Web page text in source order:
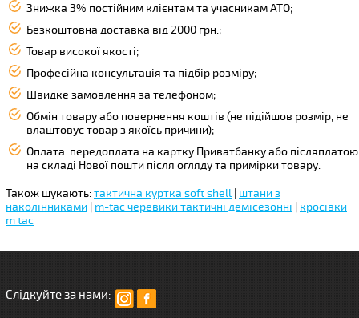
Знижка 3% постійним клієнтам та учасникам АТО;
Безкоштовна доставка від 2000 грн.;
Товар високої якості;
Професійна консультація та підбір розміру;
Швидке замовлення за телефоном;
Обмін товару або повернення коштів (не підійшов розмір, не
влаштовує товар з якоїсь причини);
Оплата: передоплата на картку Приватбанку або післяплатою
на складі Нової пошти після огляду та примірки товару.
Також шукають:тактична куртка soft shell штани з
наколінниками m-tac черевики тактичні демісезонні
кросівки
m tac
Слідкуйте за нами: